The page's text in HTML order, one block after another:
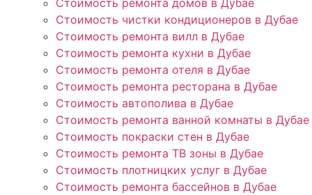
Стоимость ремонта домов в Дубае
Стоимость чистки кондиционеров в Дубае
Стоимость ремонта вилл в Дубае
Стоимость ремонта кухни в Дубае
Стоимость ремонта отеля в Дубае
Стоимость ремонта ресторана в Дубае
Стоимость автополива в Дубае
Стоимость ремонта ванной комнаты в Дубае
Стоимость покраски стен в Дубае
Стоимость ремонта ТВ зоны в Дубае
Стоимость плотницких услуг в Дубае
Стоимость ремонта бассейнов в Дубае